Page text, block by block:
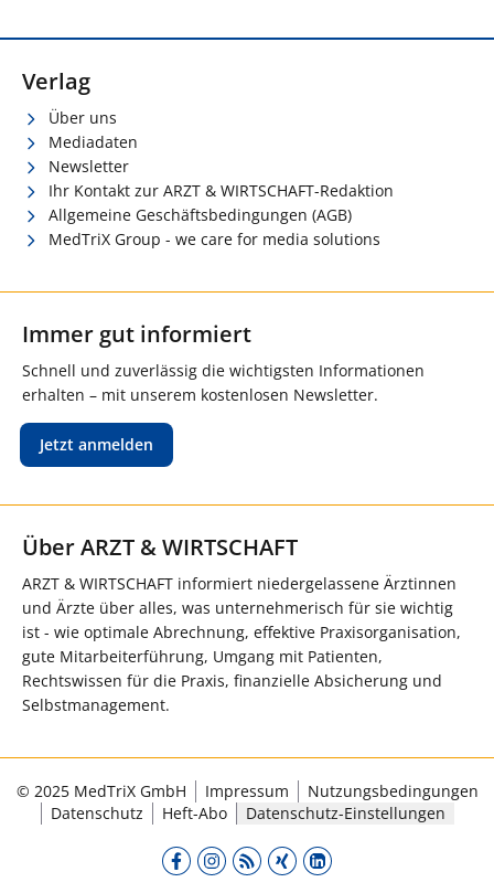
Verlag
Über uns
Mediadaten
Newsletter
Ihr Kontakt zur ARZT & WIRTSCHAFT-Redaktion
Allgemeine Geschäftsbedingungen (AGB)
MedTriX Group - we care for media solutions
Immer gut informiert
Schnell und zuverlässig die wichtigsten Informationen
erhalten – mit unserem kostenlosen Newsletter.
Jetzt anmelden
Über ARZT & WIRTSCHAFT
ARZT & WIRTSCHAFT informiert niedergelassene Ärztinnen
und Ärzte über alles, was unternehmerisch für sie wichtig
ist - wie optimale Abrechnung, effektive Praxisorganisation,
gute Mitarbeiterführung, Umgang mit Patienten,
Rechtswissen für die Praxis, finanzielle Absicherung und
Selbstmanagement.
© 2025 MedTriX GmbH Impressum
Nutzungsbedingungen
Datenschutz
Heft-Abo Datenschutz-Einstellungen